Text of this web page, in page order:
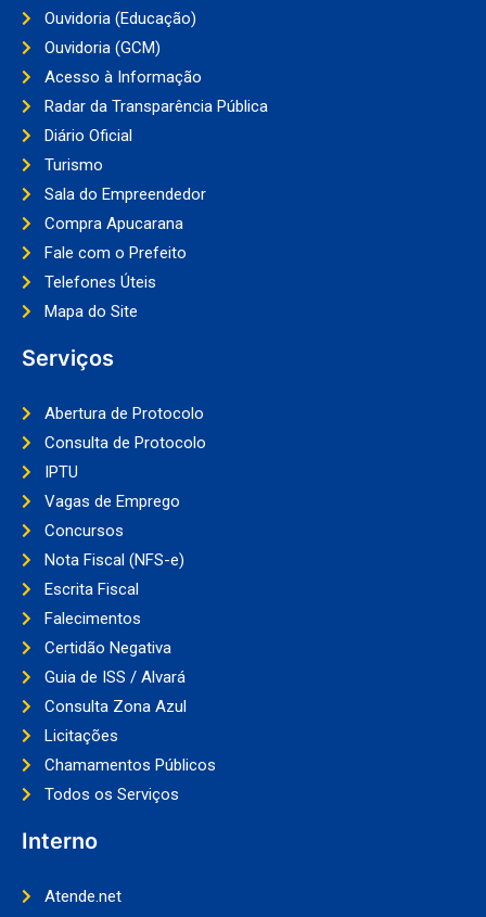
Ouvidoria (Educação)
Ouvidoria (GCM)
Acesso à Informação
Radar da Transparência Pública
Diário Oficial
Turismo
Sala do Empreendedor
Compra Apucarana
Fale com o Prefeito
Telefones Úteis
Mapa do Site
Serviços
Abertura de Protocolo
Consulta de Protocolo
IPTU
Vagas de Emprego
Concursos
Nota Fiscal (NFS-e)
Escrita Fiscal
Falecimentos
Certidão Negativa
Guia de ISS / Alvará
Consulta Zona Azul
Licitações
Chamamentos Públicos
Todos os Serviços
Interno
Atende.net